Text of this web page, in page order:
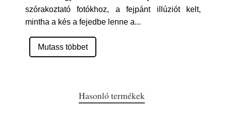
szórakoztató fotókhoz, a fejpánt illúziót kelt,
mintha a kés a fejedbe lenne a...
Mutass többet
Hasonló termékek